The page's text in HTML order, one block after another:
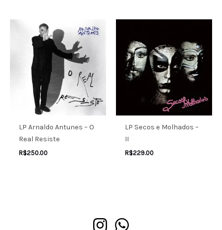
LP Arnaldo Antunes – O
Real Resiste
R$250.00
LP Secos e Molhados –
II
R$229.00